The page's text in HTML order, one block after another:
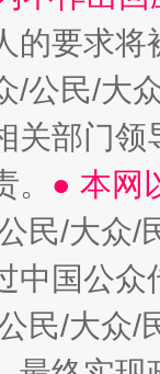
的要求将
/公民/大
关部门
● 本网
民/大众
中国公
民/大众